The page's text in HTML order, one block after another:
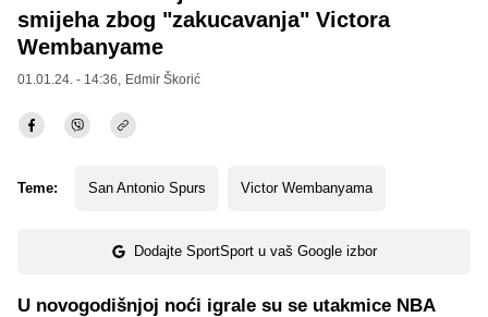
smijeha zbog "zakucavanja" Victora
Wembanyame
01.01.24. - 14:36, Edmir Škorić
Teme: San Antonio Spurs Victor Wembanyama
Dodajte SportSport u vaš Google izbor
U novogodišnjoj noći igrale su se utakmice NBA